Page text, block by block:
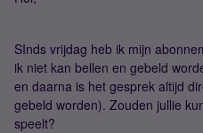
SInds vrijdag heb ik mijn
ik niet kan bellen en gebeld
en daarna is het gesprek altijd
gebeld worden). Zouden jullie
speelt?